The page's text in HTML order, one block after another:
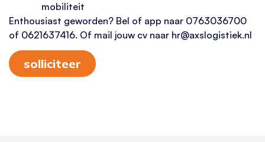
mobiliteit
Enthousiast geworden? Bel of app naar 0763036700
of 0621637416. Of mail jouw cv naar hr@axslogistiek.nl
solliciteer